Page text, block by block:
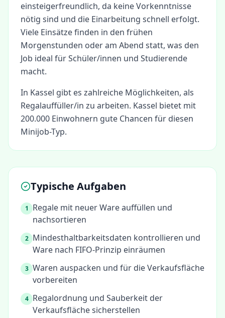
einsteigerfreundlich, da keine Vorkenntnisse
nötig sind und die Einarbeitung schnell erfolgt.
Viele Einsätze finden in den frühen
Morgenstunden oder am Abend statt, was den
Job ideal für Schüler/innen und Studierende
macht.
In Kassel gibt es zahlreiche Möglichkeiten, als
Regalauffüller/in zu arbeiten. Kassel bietet mit
200.000 Einwohnern gute Chancen für diesen
Minijob-Typ.
Typische Aufgaben
1
Regale mit neuer Ware auffüllen und
nachsortieren
2 Mindesthaltbarkeitsdaten kontrollieren und
Ware nach FIFO-Prinzip einräumen
3 Waren auspacken und für die Verkaufsfläche
vorbereiten
4 Regalordnung und Sauberkeit der
Verkaufsfläche sicherstellen